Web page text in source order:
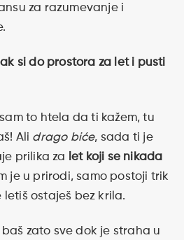
za razumevanje i
si do prostora za let i pusti
to htela da ti kažem, tu
Ali drago biće, sada ti je
prilika za let koji se nikada
je u prirodi, samo postoji trik
ostaješ bez krila.
zato sve dok je straha u